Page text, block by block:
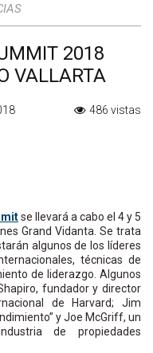
2018
VALLARTA
486 vistas
se llevará a cabo el 4 y 5
Grand Vidanta. Se trata
algunos de los líderes
técnicas de
de liderazgo. Algunos
fundador y director
de Harvard; Jim
y Joe McGriff, un
de propiedades